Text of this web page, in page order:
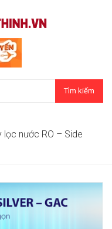
Tìm kiếm
lọc nước RO – Side